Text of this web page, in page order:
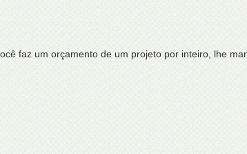
faz um orçamento de um projeto por inteiro, lhe